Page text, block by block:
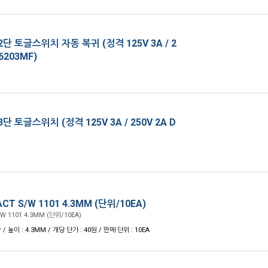
단 토글스위치 자동 복귀 (정격 125V 3A / 2
단 토글스위치 (정격 125V 3A / 250V 2A D
S/W 1101 4.3MM (단위/10EA)
1101 4.3MM (단위/10EA)
높이 : 4.3MM / 개당 단가 : 40원 / 판매 단위 : 10EA